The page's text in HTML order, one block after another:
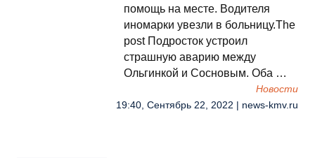
помощь на месте. Водителя
иномарки увезли в больницу.The
post Подросток устроил
страшную аварию между
Ольгинкой и Сосновым. Оба …
Новости
19:40, Сентябрь 22, 2022 | news-kmv.ru